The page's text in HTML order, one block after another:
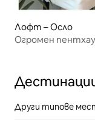
Лофт – Осло
Огромен
Други типове